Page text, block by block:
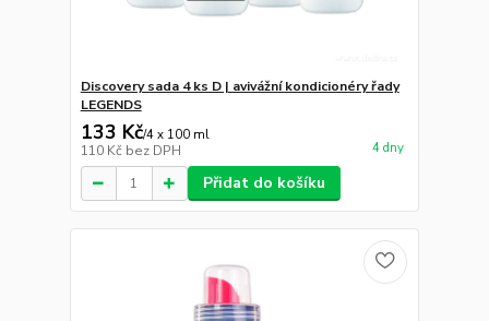
Discovery sada 4 ks D | avivážní kondicionéry řady
LEGENDS
133 Kč/4 x 100 ml
110 Kč bez DPH 4 dny
Přidat do košíku